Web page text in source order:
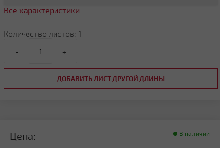
Все характеристики
Количество листов: 1
- +
ДОБАВИТЬ ЛИСТ ДРУГОЙ ДЛИНЫ
Цена: В наличии